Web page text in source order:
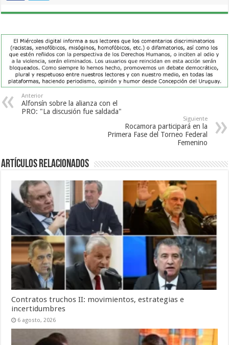
Anterior
Alfonsín sobre la alianza con el
PRO: "La discusión fue saldada"
Siguiente
Rocamora participará en la
Primera Fase del Torneo Federal
Femenino
Artículos Relacionados
Contratos truchos II: movimientos, estrategias e
incertidumbres
6 agosto, 2026